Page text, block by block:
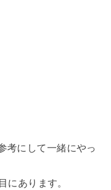
考にして一緒にやっ
にあります。